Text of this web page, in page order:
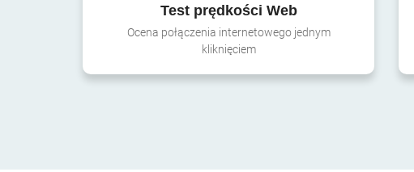
Test prędkości Web
Ocena połączenia internetowego jednym
kliknięciem